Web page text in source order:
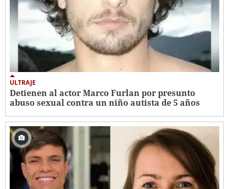
ULTRAJE
Detienen al actor Marco Furlan por presunto
abuso sexual contra un niño autista de 5 años